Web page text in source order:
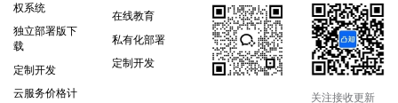
权系统
独立部署版下
载
定制开发
云服务价格计
在线教育
私有化部署
定制开发
关注接收更新